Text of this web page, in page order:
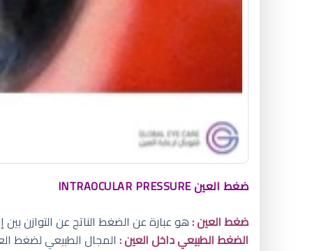
ضغط العين INTRAOCULAR PRESSURE
ضغط العين :هو عبارة عن الضغط الناتج عن التوازن
الضغط الطبيعي داخل العين :المجال الطبيعي لضغط العين من 11 إلى 21 ملم زئبقي، يبلغ متوسط ضغط العين لدى